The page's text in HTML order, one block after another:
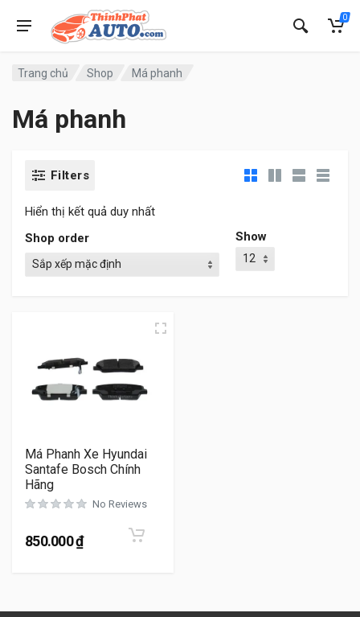
0
Trang chủ Shop Má phanh
Má phanh
Filters
Hiển thị kết quả duy nhất
Shop order
Show
Má Phanh Xe Hyundai
Santafe Bosch Chính
Hãng
No Reviews
850.000₫